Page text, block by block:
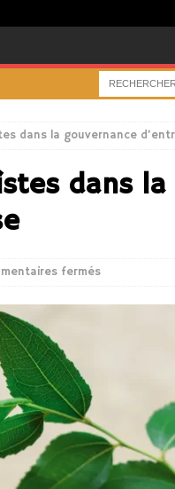
dans la gouvernance
dans la
fermés